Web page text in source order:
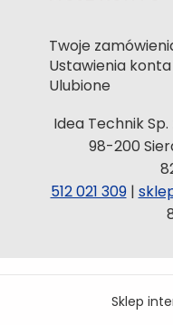
Twoje
Ustawienia konta
Ulubione
Idea Technik Sp.
98-200
512 021 309|
Sklep